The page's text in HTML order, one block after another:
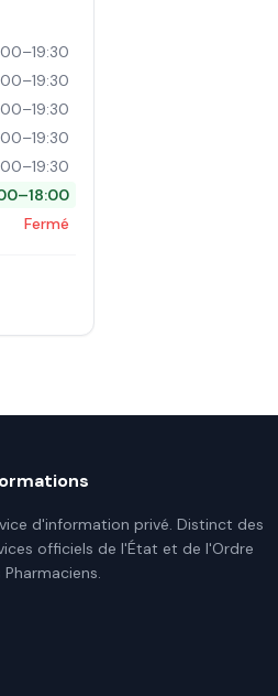
Fermé
d'information privé. Distinct des
officiels de l'État et de l'Ordre
Pharmaciens.